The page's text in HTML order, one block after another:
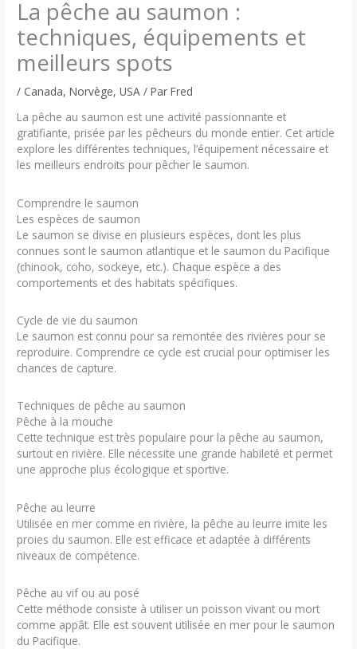
La pêche au saumon :
techniques, équipements et
meilleurs spots
/ Canada,Norvège,USA / ParFred
La pêche au saumon est une activité passionnante et
gratifiante, prisée par les pêcheurs du monde entier. Cet article
explore les différentes techniques, l’équipement nécessaire et
les meilleurs endroits pour pêcher le saumon.
Comprendre le saumon
Les espèces de saumon
Le saumon se divise en plusieurs espèces, dont les plus
connues sont le saumon atlantique et le saumon du Pacifique
(chinook, coho, sockeye, etc.). Chaque espèce a des
comportements et des habitats spécifiques.
Cycle de vie du saumon
Le saumon est connu pour sa remontée des rivières pour se
reproduire. Comprendre ce cycle est crucial pour optimiser les
chances de capture.
Techniques de pêche au saumon
Pêche à la mouche
Cette technique est très populaire pour la pêche au saumon,
surtout en rivière. Elle nécessite une grande habileté et permet
une approche plus écologique et sportive.
Pêche au leurre
Utilisée en mer comme en rivière, la pêche au leurre imite les
proies du saumon. Elle est efficace et adaptée à différents
niveaux de compétence.
Pêche au vif ou au posé
Cette méthode consiste à utiliser un poisson vivant ou mort
comme appât. Elle est souvent utilisée en mer pour le saumon
du Pacifique.